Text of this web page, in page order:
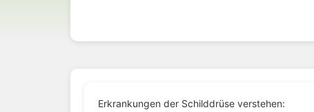
Erkrankungen der Schilddrüse verstehen: